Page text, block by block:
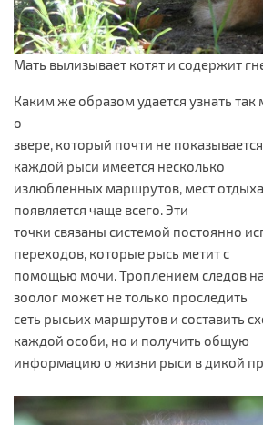
Мать вылизывает котят и содержит
Каким же образом удается узнать так
о
звере, который почти не
каждой рыси имеется несколько
излюбленных маршрутов, мест
появляется чаще всего. Эти
точки связаны системой постоянно
переходов, которые рысь метит с
помощью мочи. Троплением следов
зоолог может не только проследить
сеть рысьих маршрутов и составить
каждой особи, но и получить общую
информацию о жизни рыси в дикой